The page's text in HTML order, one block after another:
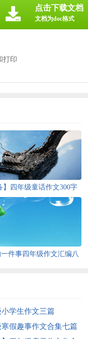
打印
点击下载文档
文档为doc格式
】四年级童话作文300字
集锦10篇
件事四年级作文汇编八
小学生作文三篇
寒假趣事作文合集七篇